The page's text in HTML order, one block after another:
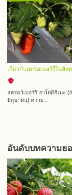
เกี่ยวกับสตรอเบอร์รี่ในจัง
สตรอว์เบอร์รี่ ยาโยอิฮิเมะ
มิถุนายน) ความ...
อันดับบทความย